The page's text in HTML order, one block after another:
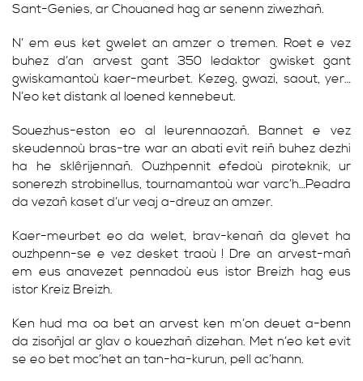
Sant-Genies, ar Chouaned hag ar senenn ziwezhañ.
N’ em eus ket gwelet an amzer o tremen. Roet e vez
buhez d’an arvest gant 350 ledaktor gwisket gant
gwiskamantoù kaer-meurbet. Kezeg, gwazi, saout, yer…
N’eo ket distank al loened kennebeut.
Souezhus-eston eo al leurennaozañ. Bannet e vez
skeudennoù bras-tre war an abati evit reiñ buhez dezhi
ha he sklêrijennañ. Ouzhpennit efedoù piroteknik, ur
sonerezh strobinellus, tournamantoù war varc’h…Peadra
da vezañ kaset d’ur veaj a-dreuz an amzer.
Kaer-meurbet eo da welet, brav-kenañ da glevet ha
ouzhpenn-se e vez desket traoù ! Dre an arvest-mañ
em eus anavezet pennadoù eus istor Breizh hag eus
istor Kreiz Breizh.
Ken hud ma oa bet an arvest ken m’on deuet a-benn
da zisoñjal ar glav o kouezhañ dizehan. Met n’eo ket evit
se eo bet moc’het an tan-ha-kurun, pell ac’hann.